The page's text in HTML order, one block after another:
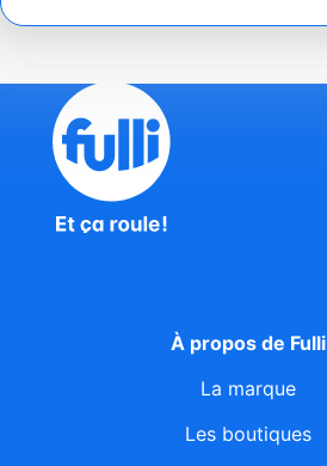
À propos de Fulli
La marque
Les boutiques